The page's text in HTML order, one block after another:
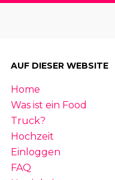
AUF DIESER WEBSITE
Home
Was ist ein Food
Truck?
Hochzeit
Einloggen
FAQ